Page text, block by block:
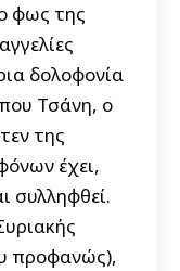
φως της
δολοφονία
Τσάνη, ο
της
έχει,
συλληφθεί.
προφανώς),